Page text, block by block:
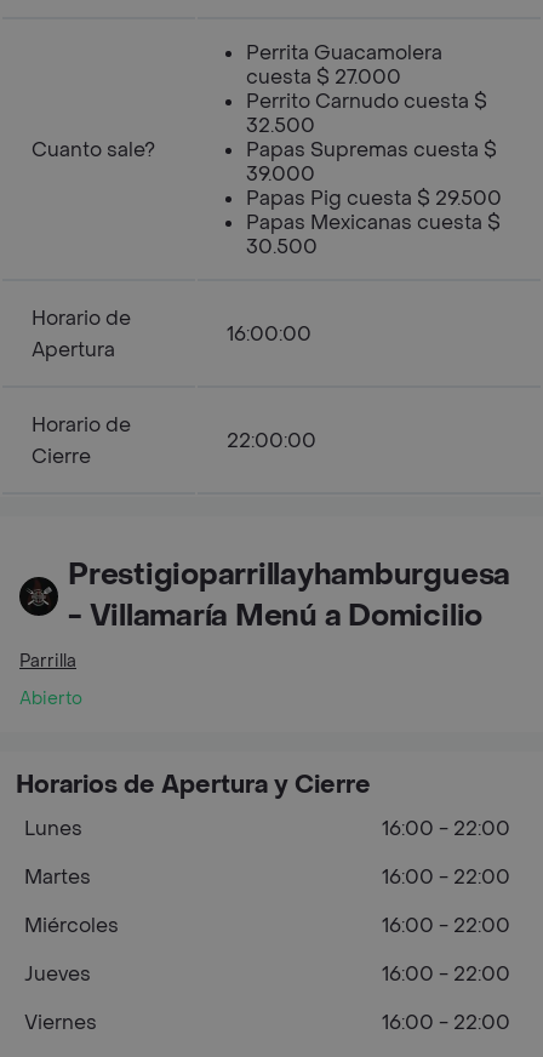
Cuanto sale?
Perrita Guacamolera
cuesta $ 27.000
Perrito Carnudo cuesta $
32.500
Papas Supremas cuesta $
39.000
Papas Pig cuesta $ 29.500
Papas Mexicanas cuesta $
30.500
Horario de
Apertura
16:00:00
Horario de
Cierre
22:00:00
Prestigioparrillayhamburguesa
- Villamaría Menú a Domicilio
Parrilla
Abierto
Horarios de Apertura y Cierre
Lunes
16:00 - 22:00
Martes
16:00 - 22:00
Miércoles
16:00 - 22:00
Jueves
16:00 - 22:00
Viernes
16:00 - 22:00